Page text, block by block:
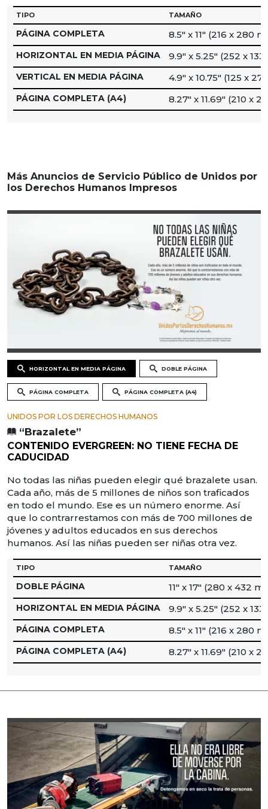
TIPO TAMAÑO
PÁGINA COMPLETA 8.5″ x 11″ (216 x 280
HORIZONTAL EN MEDIA PÁGINA 9.9″ x 5.25″ (252 x
VERTICAL EN MEDIA PÁGINA 4.9″ x 10.75″ (125 x
PÁGINA COMPLETA (A4) 8.27″ x 11.69″ (210 x
Más Anuncios de Servicio Público de Unidos por
los Derechos Humanos Impresos
HORIZONTAL EN MEDIA PÁGINA DOBLE PÁGINA
PÁGINA COMPLETA PÁGINA COMPLETA (A4)
UNIDOS POR LOS DERECHOS HUMANOS
“Brazalete”
CONTENIDO EVERGREEN: NO TIENE FECHA DE
CADUCIDAD
No todas las niñas pueden elegir qué brazalete usan.
Cada año, más de 5 millones de niños son traficados
en todo el mundo. Ese es un número enorme. Así
que lo contrarrestamos con más de 700 millones de
jóvenes y adultos educados en sus derechos
humanos. Así las niñas pueden ser niñas otra vez.
TIPO TAMAÑO
DOBLE PÁGINA 11″ x 17″ (280 x 432
HORIZONTAL EN MEDIA PÁGINA 9.9″ x 5.25″ (252 x
PÁGINA COMPLETA 8.5″ x 11″ (216 x 280
PÁGINA COMPLETA (A4) 8.27″ x 11.69″ (210 x